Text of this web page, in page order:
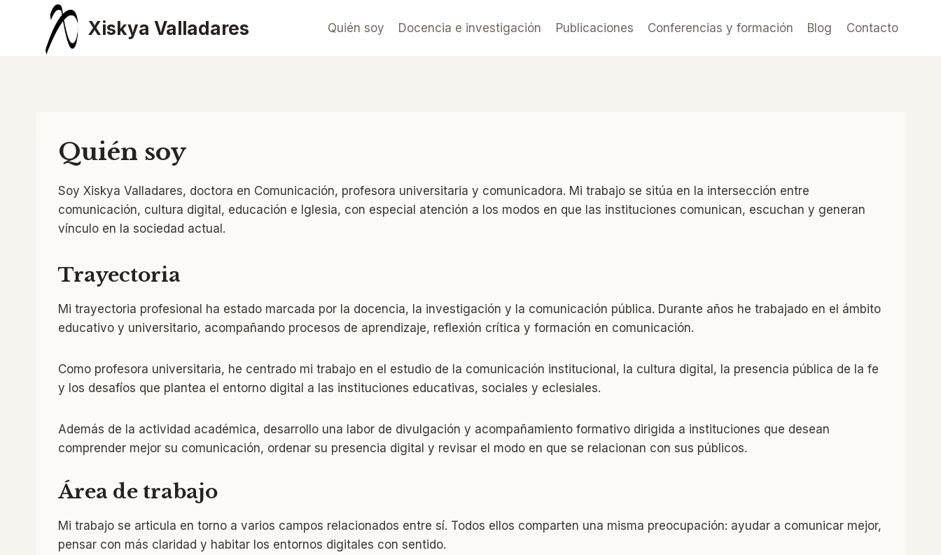
contenido
Xiskya Valladares Quién soy Docencia e investigación Publicaciones Conferencias y formación Blog Contacto
Quién soy
Soy Xiskya Valladares, doctora en Comunicación, profesora universitaria y comunicadora. Mi trabajo se sitúa en la intersección entre
comunicación, cultura digital, educación e Iglesia, con especial atención a los modos en que las instituciones comunican, escuchan y generan
vínculo en la sociedad actual.
Trayectoria
Mi trayectoria profesional ha estado marcada por la docencia, la investigación y la comunicación pública. Durante años he trabajado en el ámbito
educativo y universitario, acompañando procesos de aprendizaje, reflexión crítica y formación en comunicación.
Como profesora universitaria, he centrado mi trabajo en el estudio de la comunicación institucional, la cultura digital, la presencia pública de la fe
y los desafíos que plantea el entorno digital a las instituciones educativas, sociales y eclesiales.
Además de la actividad académica, desarrollo una labor de divulgación y acompañamiento formativo dirigida a instituciones que desean
comprender mejor su comunicación, ordenar su presencia digital y revisar el modo en que se relacionan con sus públicos.
Área de trabajo
Mi trabajo se articula en torno a varios campos relacionados entre sí. Todos ellos comparten una misma preocupación: ayudar a comunicar mejor,
pensar con más claridad y habitar los entornos digitales con sentido.